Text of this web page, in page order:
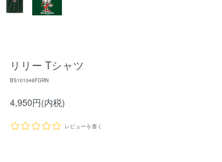
リリー Tシャツ
BS101046FGRN
4,950円(内税)
レビューを書く